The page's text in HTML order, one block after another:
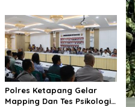
Polres Ketapang Gelar
Mapping Dan Tes Psikologi